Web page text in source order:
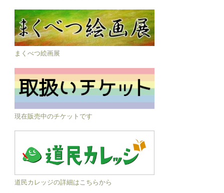
まくべつ絵画展
現在販売中のチケットです
道民カレッジの詳細はこちらから